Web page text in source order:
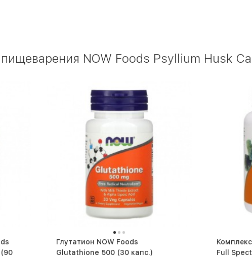
NOW Foods Psyllium Husk
Глутатион NOW Foods
Glutathione 500 (30 капс.)
Full